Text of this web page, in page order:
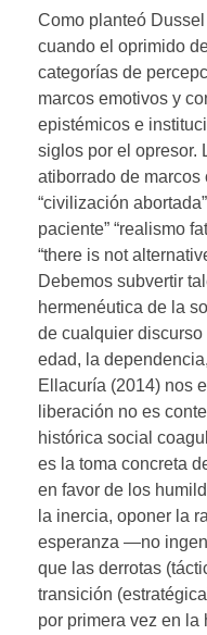
Como planteó
cuando el oprimido
categorías de
marcos emotivos y
epistémicos e
siglos por el opresor.
atiborrado de
“civilización
paciente” “realismo
“there is not
Debemos subvertir
hermenéutica de la
de cualquier
edad, la
Ellacuría (2014) nos
liberación no es
histórica social
es la toma concreta
en favor de los
la inercia, oponer la
esperanza —no
que las derrotas
transición
por primera vez en